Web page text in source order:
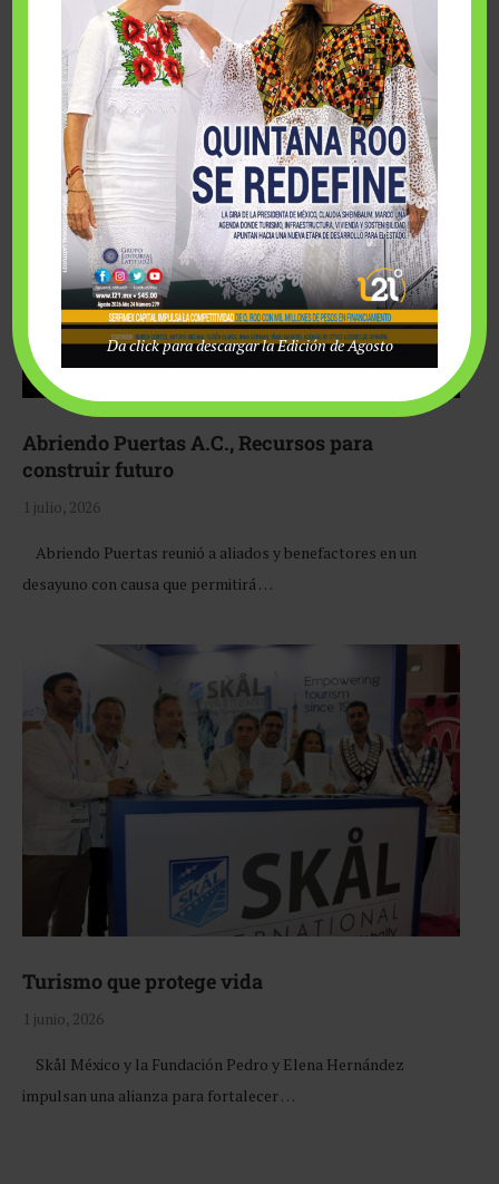
Fairmont Mayakoba y Make-A-Wish México unieron
esfuerzos para hacer realidad el deseo de una …
Abriendo Puertas A.C., Recursos para
construir futuro
1 julio, 2026
Abriendo Puertas reunió a aliados y benefactores en un
desayuno con causa que permitirá …
Turismo que protege vida
1 junio, 2026
Skål México y la Fundación Pedro y Elena Hernández
impulsan una alianza para fortalecer …
Da click para descargar la Edición de Agosto